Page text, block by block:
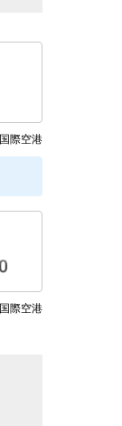
際空港
際空港